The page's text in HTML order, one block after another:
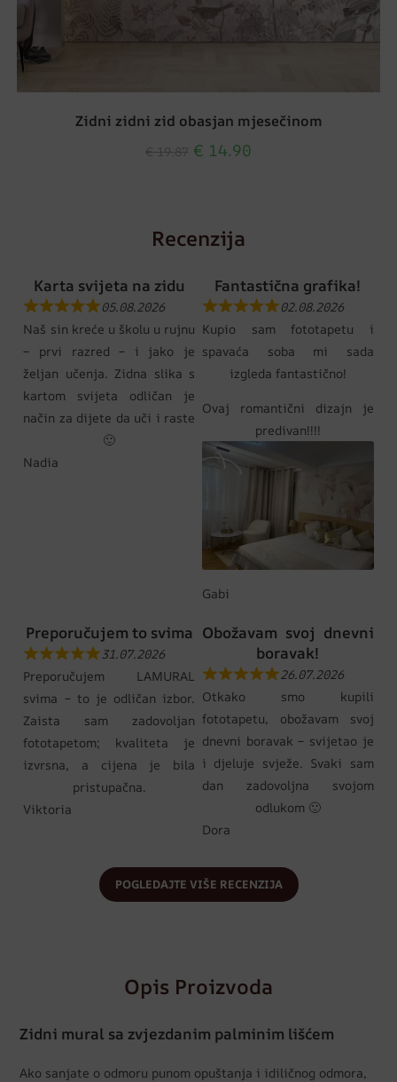
Zidni zidni zid obasjan mjesečinom
€ 14.90
Recenzija
Karta svijeta na zidu
05.08.2026
Naš sin kreće u školu u rujnu
– prvi razred – i jako je
željan učenja. Zidna slika s
kartom svijeta odličan je
način za dijete da uči i raste
🙂
Nadia
Fantastična grafika!
02.08.2026
Kupio sam fototapetu i
spavaća soba mi sada
izgleda fantastično!
Ovaj romantični dizajn je
predivan!!!!
Gabi
Preporučujem to svima
31.07.2026
Preporučujem LAMURAL
svima – to je odličan izbor.
Zaista sam zadovoljan
fototapetom; kvaliteta je
izvrsna, a cijena je bila
pristupačna.
Viktoria
Obožavam svoj dnevni
boravak!
26.07.2026
Otkako smo kupili
fototapetu, obožavam svoj
dnevni boravak – svijetao je
i djeluje svježe. Svaki sam
dan zadovoljna svojom
odlukom 🙂
Dora
POGLEDAJTE VIŠE RECENZIJA
Opis Proizvoda
Zidni mural sa zvjezdanim palminim lišćem
Ako sanjate o odmoru punom opuštanja i idiličnog odmora,